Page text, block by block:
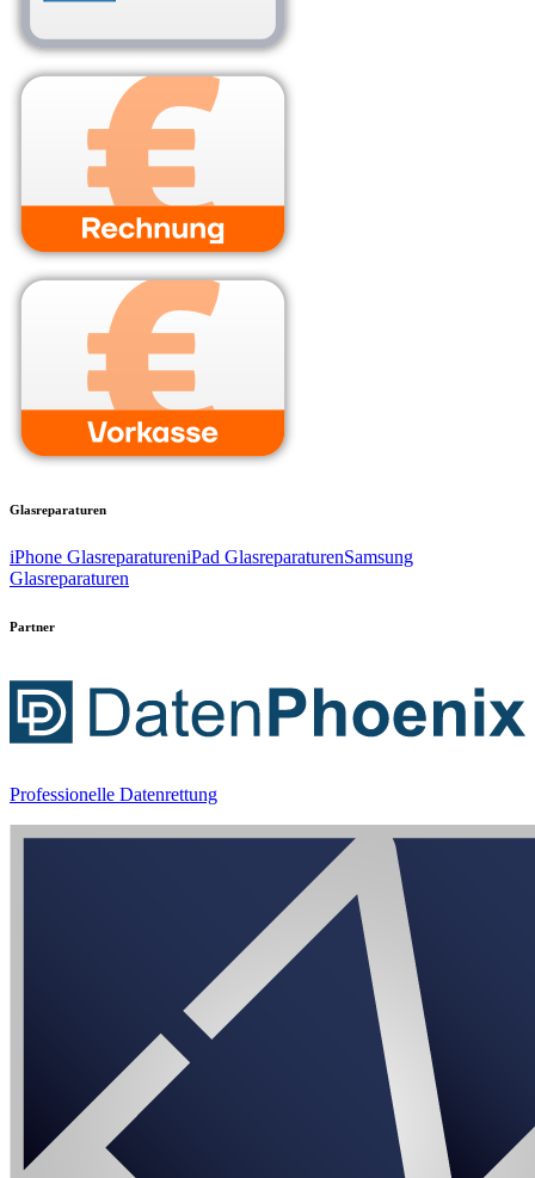
Glasreparaturen
iPhone GlasreparatureniPad GlasreparaturenSamsung
Glasreparaturen
Partner
Professionelle Datenrettung